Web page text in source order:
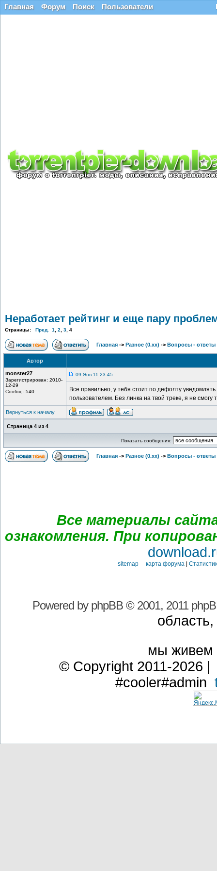
Главная Форум Поиск Пользователи
Неработает рейтинг и еще пару
Страницы: Пред. 1 2 3 4
Главная -> Разное (0.xx) -> Вопросы - ответы
Автор
monster27
Зарегистрирован: 2010-
12-29
Сообщ.: 540
09-Янв-11 23:45
Все правильно, у тебя стоит по дефолту
пользователем. Без линка на твой треке, я не смогу
Вернуться к началу
Страница 4 из 4
Показать сообщения:
Главная -> Разное (0.xx) -> Вопросы - ответы
Все материалы
ознакомления. При
sitemap карта форума|
Powered by phpBB© 2001, 2011
мы
© Copyright 2011-2026
#cooler#admin